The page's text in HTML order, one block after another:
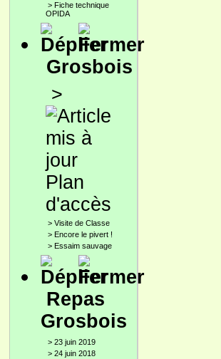
> Fiche technique
OPIDA
Grosbois
>
Plan
d'accès
> Visite de Classe
> Encore le pivert !
> Essaim sauvage
Repas
Grosbois
> 23 juin 2019
> 24 juin 2018